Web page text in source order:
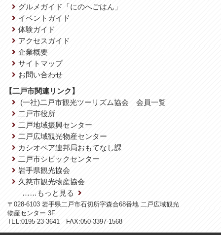
グルメガイド「にのへごはん」
イベントガイド
体験ガイド
アクセスガイド
企業概要
サイトマップ
お問い合わせ
【二戸市関連リンク】
(一社)二戸市観光ツーリズム協会 会員一覧
二戸市役所
二戸地域振興センター
二戸広域観光物産センター
カシオペア連邦局おもてなし課
二戸市シビックセンター
岩手県観光協会
久慈市観光物産協会
……もっと見る
〒028-6103 岩手県二戸市石切所字森合68番地 二戸広域観光
物産センター 3F
TEL:0195-23-3641 FAX:050-3397-1568